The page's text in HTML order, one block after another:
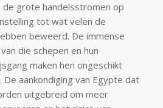
de grote handelsstromen op
tot wat velen de
beweerd. De immense
die schepen en hun
maken hen ongeschikt
aankondiging van Egypte dat
uitgebreid om meer